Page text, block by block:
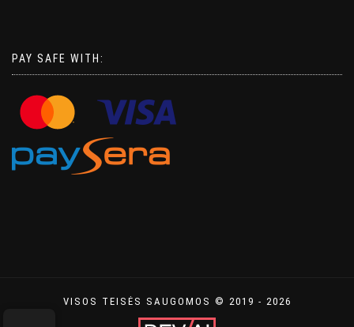
PAY SAFE WITH:
VISOS TEISĖS SAUGOMOS © 2019 - 2026